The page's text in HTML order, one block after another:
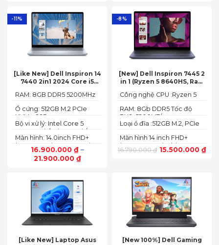
-11%
[Like New] Dell Inspiron 14
7440 2in1 2024 Core i5
FHD+
16.900.000 ₫–
21.900.000 ₫
Màn hình: 14.0inch FHD+
(1920 x 1200) 60Hz,250 nits
Bộ vi xử lý: Intel Core 5
120U, 10 nhân (2P + 8E) / 12
luồng
Ổ cứng: 512GB M.2 PCIe
NVMe SSD
RAM: 8GB DDR5 5200MHz
-8%
[New] Dell Inspiron 7445 2
in 1 (Ryzen 5 8640HS, Ram
Radeon,14 FHD+ Touch)
16.790.000₫ 15.500.000 ₫
Màn hình 14 inch FHD+
(1920 x 1200 pixels)
Loại ổ đĩa :512GB M.2, PCIe
RAM: 8Gb DDR5 Tốc độ
BUS :5200MT/s
Công nghệ CPU :Ryzen 5
[Like New] Laptop Asus
[New 100%] Dell Gaming